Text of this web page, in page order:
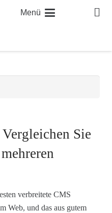
Menü
Sie
verbreitete CMS
Web, und das aus gutem